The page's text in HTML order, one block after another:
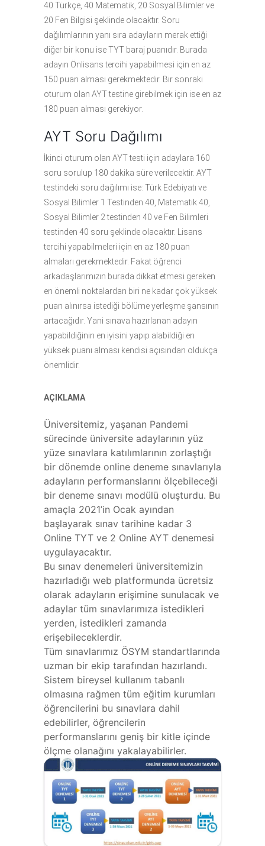
40 Türkçe, 40 Matematik, 20 Sosyal Bilimler ve
20 Fen Bilgisi şeklinde olacaktır. Soru
dağılımlarının yanı sıra adayların merak ettiği
diğer bir konu ise TYT baraj puanıdır. Burada
adayın Önlisans tercihi yapabilmesi için en az
150 puan alması gerekmektedir. Bir sonraki
oturum olan AYT testine girebilmek için ise en az
180 puan alması gerekiyor.
AYT Soru Dağılımı
İkinci oturum olan AYT testi için adaylara 160
soru sorulup 180 dakika süre verilecektir. AYT
testindeki soru dağılımı ise: Türk Edebiyatı ve
Sosyal Bilimler 1 Testinden 40, Matematik 40,
Sosyal Bilimler 2 testinden 40 ve Fen Bilimleri
testinden 40 soru şeklinde olacaktır. Lisans
tercihi yapabilmeleri için en az 180 puan
almaları gerekmektedir. Fakat öğrenci
arkadaşlarımızın burada dikkat etmesi gereken
en önemli noktalardan biri ne kadar çok yüksek
puan alınırsa istediği bölüme yerleşme şansının
artacağıdır. Yani sınava hazırlanan adayın
yapabildiğinin en iyisini yapıp alabildiği en
yüksek puanı alması kendisi açısından oldukça
önemlidir.
AÇIKLAMA
Üniversitemiz, yaşanan Pandemi
sürecinde üniversite adaylarının yüz
yüze sınavlara katılımlarının zorlaştığı
bir dönemde online deneme sınavlarıyla
adayların performanslarını ölçebileceği
bir deneme sınavı modülü oluşturdu. Bu
amaçla 2021’in Ocak ayından
başlayarak sınav tarihine kadar 3
Online TYT ve 2 Online AYT denemesi
uygulayacaktır.
Bu sınav denemeleri üniversitemizin
hazırladığı web platformunda ücretsiz
olarak adayların erişimine sunulacak ve
adaylar tüm sınavlarımıza istedikleri
yerden, istedikleri zamanda
erişebileceklerdir.
Tüm sınavlarımız ÖSYM standartlarında
uzman bir ekip tarafından hazırlandı.
Sistem bireysel kullanım tabanlı
olmasına rağmen tüm eğitim kurumları
öğrencilerini bu sınavlara dahil
edebilirler, öğrencilerin
performanslarını geniş bir kitle içinde
ölçme olanağını yakalayabilirler.